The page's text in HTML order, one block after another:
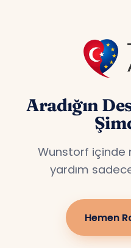
Aradığın
Wunstorf içinde
yardım
Hemen